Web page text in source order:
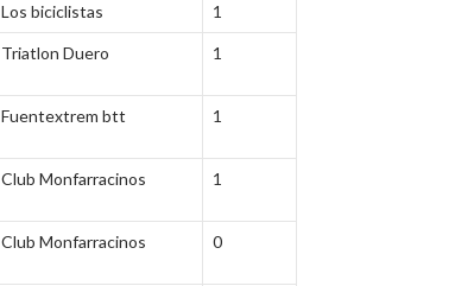
Los biciclistas 1
Triatlon Duero 1
Fuentextrem btt 1
Club Monfarracinos 1
Club Monfarracinos 0